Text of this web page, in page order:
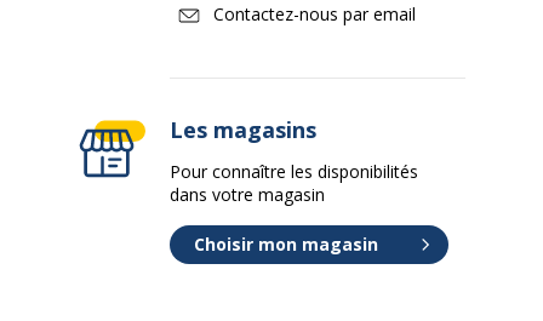
Contactez-nous par email
Les magasins
Pour connaître les disponibilités
dans votre magasin
Choisir mon magasin